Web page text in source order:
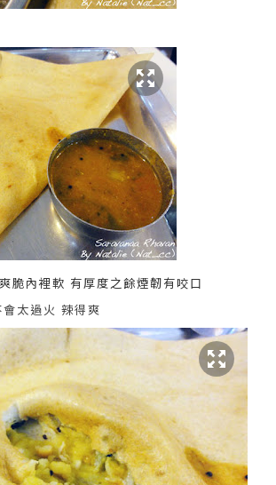
脆內裡軟 有厚度之餘煙韌有咬口
太過火 辣得爽